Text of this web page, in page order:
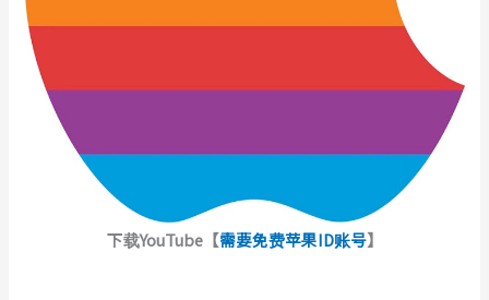
下载YouTube【需要免费苹果ID账号】